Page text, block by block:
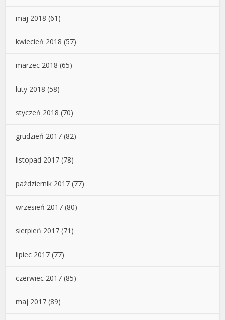
maj 2018 (61)
kwiecień 2018 (57)
marzec 2018 (65)
luty 2018 (58)
styczeń 2018 (70)
grudzień 2017 (82)
listopad 2017 (78)
październik 2017 (77)
wrzesień 2017 (80)
sierpień 2017 (71)
lipiec 2017 (77)
czerwiec 2017 (85)
maj 2017 (89)